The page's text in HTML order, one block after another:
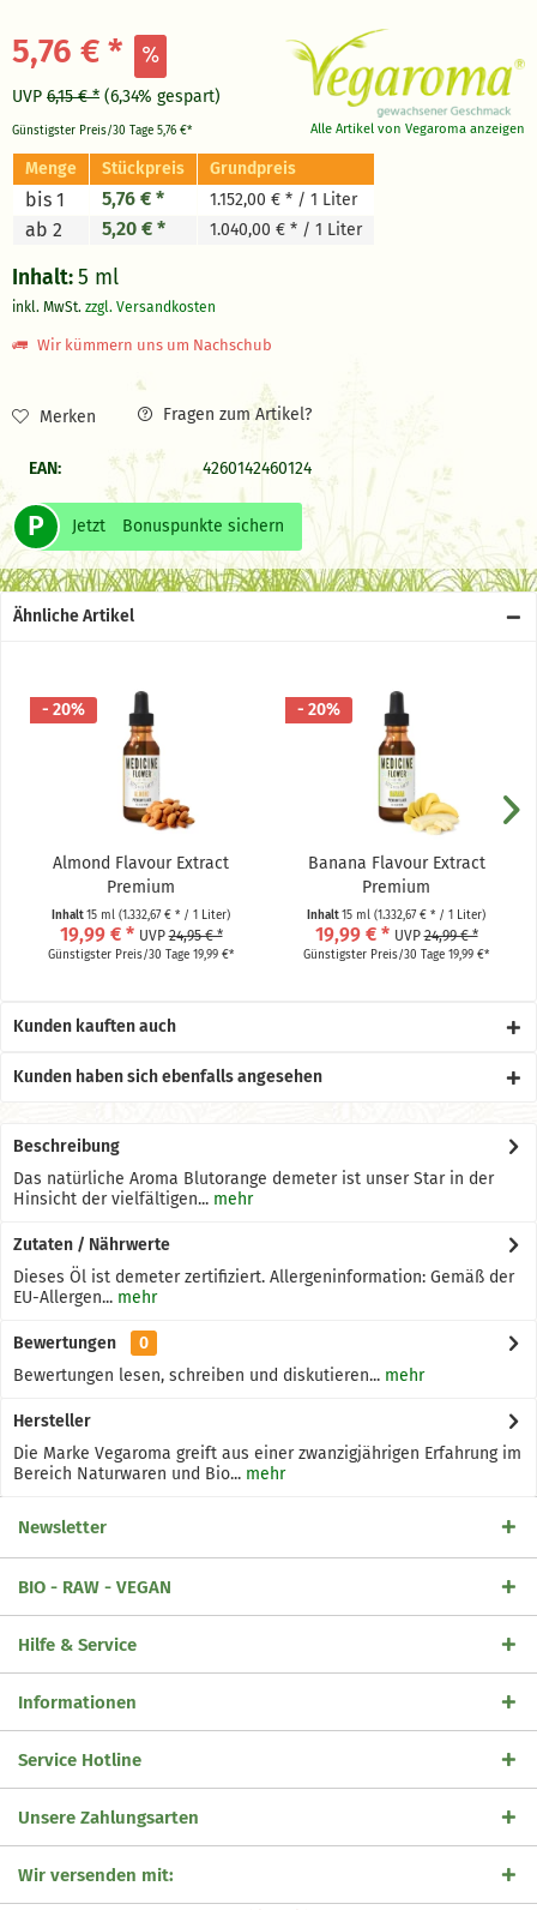
Alle Artikel von Vegaroma anzeigen
5,76 € *
UVP 6,15 € * (6,34% gespart)
Günstigster Preis/30 Tage 5,76 €*
Menge Stückpreis Grundpreis
bis 1 5,76 € * 1.152,00 € * / 1 Liter
ab 2 5,20 € * 1.040,00 € * / 1 Liter
Inhalt:5 ml
inkl. MwSt. zzgl. Versandkosten
Wir kümmern uns um Nachschub
Merken Fragen zum Artikel?
EAN: 4260142460124
P Jetzt Bonuspunkte sichern
Ähnliche Artikel
- 20%
Almond Flavour Extract
Premium
Inhalt15 ml (1.332,67 € * / 1 Liter)
19,99 € * UVP24,95 € *
Günstigster Preis/30 Tage 19,99 €*
- 20%
Banana Flavour Extract
Premium
Inhalt15 ml (1.332,67 € * / 1 Liter)
19,99 € * UVP24,99 € *
Günstigster Preis/30 Tage 19,99 €*
Kunden kauften auch
Kunden haben sich ebenfalls angesehen
Beschreibung
Das natürliche Aroma Blutorange demeter ist unser Star in der
Hinsicht der vielfältigen... mehr
Zutaten / Nährwerte
Dieses Öl ist demeter zertifiziert. Allergeninformation: Gemäß der
EU-Allergen... mehr
Bewertungen
0
Bewertungen lesen, schreiben und diskutieren... mehr
Hersteller
Die Marke Vegaroma greift aus einer zwanzigjährigen Erfahrung im
Bereich Naturwaren und Bio... mehr
Newsletter
BIO - RAW - VEGAN
Hilfe & Service
Informationen
Service Hotline
Unsere Zahlungsarten
Wir versenden mit: